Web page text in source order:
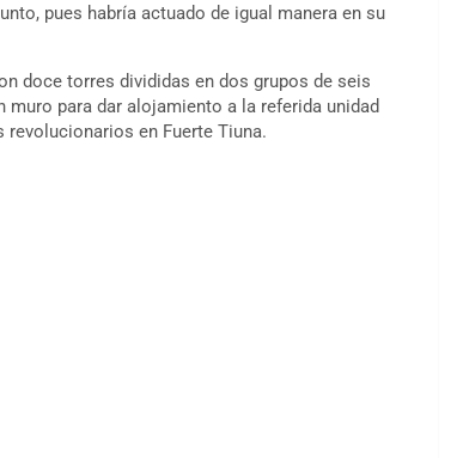
pues habría actuado de igual manera en su
doce torres divididas en dos grupos de seis
para dar alojamiento a la referida unidad
en Fuerte Tiuna.